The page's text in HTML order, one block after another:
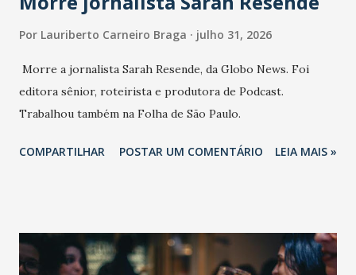
Por Lauriberto Carneiro Braga julho 31, 2026
Morre a jornalista Sarah Resende, da Globo News. Foi
editora sênior, roteirista e produtora de Podcast.
Trabalhou também na Folha de São Paulo.
COMPARTILHAR POSTAR UM COMENTÁRIO LEIA MAIS »